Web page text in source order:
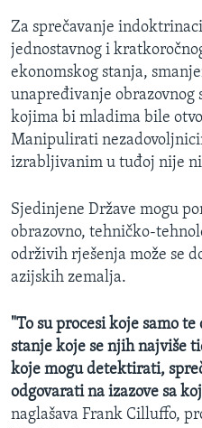
Za sprečavanje
jednostavnog i
ekonomskog stanja,
unapređivanje obrazovnog
kojima bi mladima bile
Manipulirati
izrabljivanim u tuđoj nije
Sjedinjene Države mogu
obrazovno, tehničko-
održivih rješenja može se
azijskih zemalja.
"To su procesi koje samo
stanje koje se njih najviše
koje mogu detektirati,
odgovarati na izazove sa
naglašava Frank Cilluffo,